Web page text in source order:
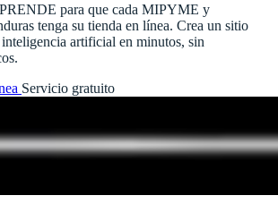
para que cada MIPYME y
tenga su tienda en línea. Crea un sitio
artificial en minutos, sin
Servicio gratuito